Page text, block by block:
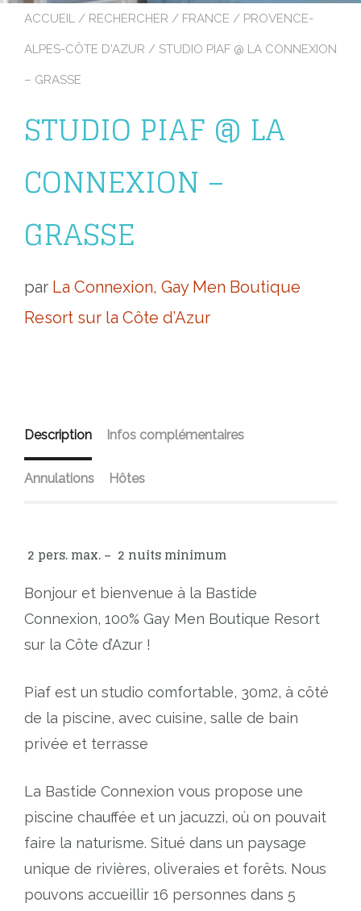
ACCUEIL / RECHERCHER / FRANCE / PROVENCE-
ALPES-CÔTE D'AZUR / STUDIO PIAF @ LA CONNEXION
– GRASSE
STUDIO PIAF @ LA
CONNEXION –
GRASSE
par La Connexion, Gay Men Boutique
Resort sur la Côte d’Azur
Description Infos complémentaires
Annulations Hôtes
2 pers. max. – 2 nuits minimum
Bonjour et bienvenue à la Bastide
Connexion, 100% Gay Men Boutique Resort
sur la Côte d’Azur !
Piaf est un studio comfortable, 30m2, à côté
de la piscine, avec cuisine, salle de bain
privée et terrasse
La Bastide Connexion vous propose une
piscine chauffée et un jacuzzi, où on pouvait
faire la naturisme. Situé dans un paysage
unique de rivières, oliveraies et forêts. Nous
pouvons accueillir 16 personnes dans 5